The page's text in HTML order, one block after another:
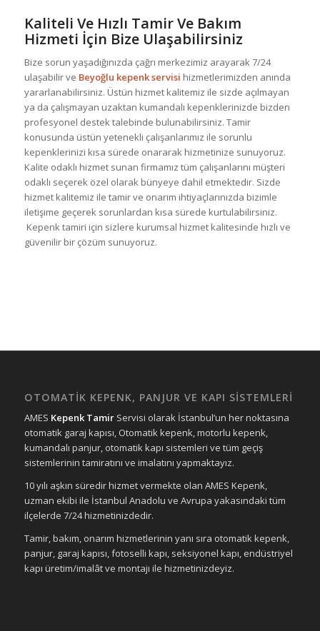
Kaliteli Ve Hızlı Tamir Ve Bakım
Hizmeti İçin Bize Ulaşabilirsiniz
Bize sorun yaşadığınızda çağrı merkezimiz arayarak 7/24
ulaşabilir ve Beyoğlu kepenk servisi hizmetlerimizden anında
yararlanabilirsiniz. Üstün hizmet kalitemiz ile sizde açılmayan
ya da çalışmayan uzaktan kumandalı kepenklerinizde bizden
profesyonel destek talebinde bulunabilirsiniz. Tamir
konusunda üstün yetenekli çalışanlarımız ile sorunlu
kepenklerinizi kısa sürede onararak hizmetinize sunuyoruz.
Kalite odaklı hizmet sunan firmamız tüm çalışanlarını müşteri
odaklı seçerek özel olarak bünyeye dahil etmektedir. Sizde
hizmet kalitemiz ile tamir ve onarım ihtiyaçlarınızda bizimle
iletişime geçerek sorunlardan kısa sürede kurtulabilirsiniz.
Kepenk tamiri için sizlere kurumsal hizmet kalitesinde hızlı ve
güvenilir bir çözüm sunuyoruz.
OTOMATİK KEPENK, PANJUR VE KAPI SİSTEMLERİ
AMES Kepenk Tamir Servisi olarak İstanbul’un her noktasına
otomatik garaj kapısı, Otomatik kepenk, motorlu kepenk,
kumandalı panjur, otomatik kapı sistemleri ve tüm geçiş
sistemlerinin tamiratını ve imalatını yapmaktayız.
10 yılı aşkın süredir hizmet vermekte olan AMES Kepenk,
uzman ekibi ile İstanbul Anadolu ve Avrupa yakasındaki tüm
ilçelerde 7/24 hizmetinizdedir.
Tamir, bakım, onarım hizmetlerinin yanı sıra otomatik kepenk,
panjur, garaj kapısı, fotoselli kapı, seksiyonel kapı, endüstriyel
kapı üretim/imalât ve montajı ile hizmetinizdeyiz.